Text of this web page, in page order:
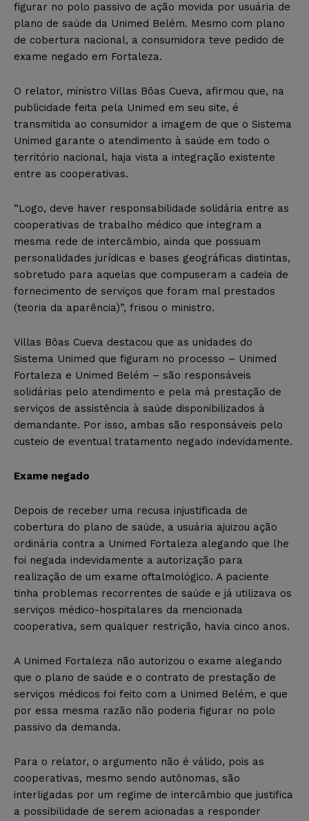
figurar no polo passivo de ação movida por usuária de
plano de saúde da Unimed Belém. Mesmo com plano
de cobertura nacional, a consumidora teve pedido de
exame negado em Fortaleza.
O relator, ministro Villas Bôas Cueva, afirmou que, na
publicidade feita pela Unimed em seu site, é
transmitida ao consumidor a imagem de que o Sistema
Unimed garante o atendimento à saúde em todo o
território nacional, haja vista a integração existente
entre as cooperativas.
“Logo, deve haver responsabilidade solidária entre as
cooperativas de trabalho médico que integram a
mesma rede de intercâmbio, ainda que possuam
personalidades jurídicas e bases geográficas distintas,
sobretudo para aquelas que compuseram a cadeia de
fornecimento de serviços que foram mal prestados
(teoria da aparência)”, frisou o ministro.
Villas Bôas Cueva destacou que as unidades do
Sistema Unimed que figuram no processo – Unimed
Fortaleza e Unimed Belém – são responsáveis
solidárias pelo atendimento e pela má prestação de
serviços de assistência à saúde disponibilizados à
demandante. Por isso, ambas são responsáveis pelo
custeio de eventual tratamento negado indevidamente.
Exame negado
Depois de receber uma recusa injustificada de
cobertura do plano de saúde, a usuária ajuizou ação
ordinária contra a Unimed Fortaleza alegando que lhe
foi negada indevidamente a autorização para
realização de um exame oftalmológico. A paciente
tinha problemas recorrentes de saúde e já utilizava os
serviços médico-hospitalares da mencionada
cooperativa, sem qualquer restrição, havia cinco anos.
A Unimed Fortaleza não autorizou o exame alegando
que o plano de saúde e o contrato de prestação de
serviços médicos foi feito com a Unimed Belém, e que
por essa mesma razão não poderia figurar no polo
passivo da demanda.
Para o relator, o argumento não é válido, pois as
cooperativas, mesmo sendo autônomas, são
interligadas por um regime de intercâmbio que justifica
a possibilidade de serem acionadas a responder